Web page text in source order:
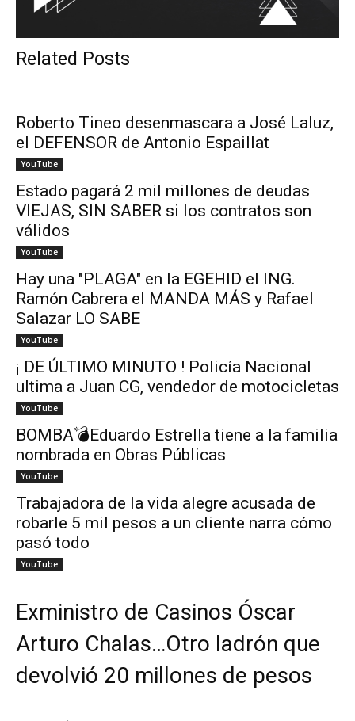
Related Posts
Roberto Tineo desenmascara a José Laluz,
el DEFENSOR de Antonio Espaillat
YouTube
Estado pagará 2 mil millones de deudas
VIEJAS, SIN SABER si los contratos son
válidos
YouTube
Hay una "PLAGA" en la EGEHID el ING.
Ramón Cabrera el MANDA MÁS y Rafael
Salazar LO SABE
YouTube
¡ DE ÚLTIMO MINUTO ! Policía Nacional
ultima a Juan CG, vendedor de motocicletas
YouTube
BOMBA💣Eduardo Estrella tiene a la familia
nombrada en Obras Públicas
YouTube
Trabajadora de la vida alegre acusada de
robarle 5 mil pesos a un cliente narra cómo
pasó todo
YouTube
Exministro de Casinos Óscar
Arturo Chalas…Otro ladrón que
devolvió 20 millones de pesos